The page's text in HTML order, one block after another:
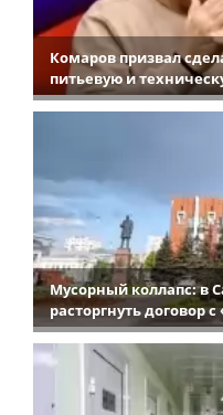
Комаров призвал
питьевую и
Мусорный коллапс: в
расторгнуть договор